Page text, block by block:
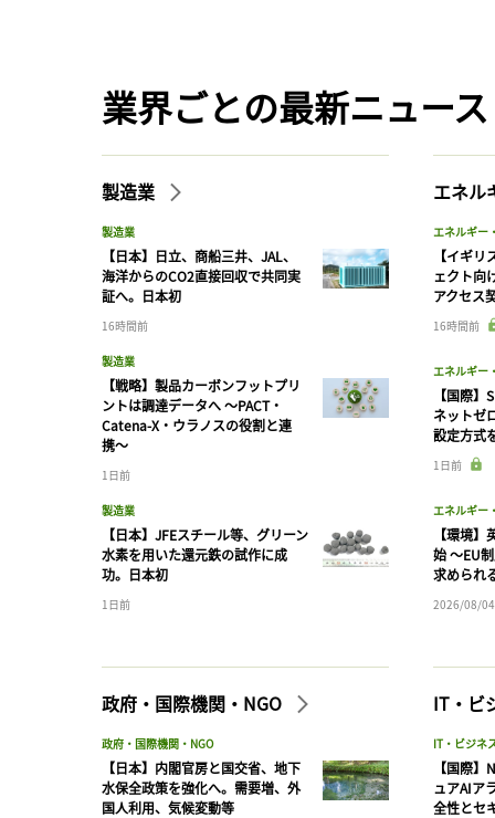
業界ごとの最新ニュース
製造業
製造業
【日本】日立、商船三井、JAL、
海洋からのCO2直接回収で共同実
証へ。日本初
16時間前
製造業
【戦略】製品カーボンフットプリ
ントは調達データへ 〜PACT・
Catena-X・ウラノスの役割と連
携〜
1日前
製造業
【日本】JFEスチール等、グリーン
水素を用いた還元鉄の試作に成
功。日本初
1日前
エネル
エネルギー
【イギ
ェクト向
アクセス
16時間前
エネルギー
【国際
ネットゼ
設定方式
1日前
エネルギー
【環境
始 〜EU
求められ
2026/08/04
政府・国際機関・NGO
政府・国際機関・NGO
【日本】内閣官房と国交省、地下
水保全政策を強化へ。需要増、外
国人利用、気候変動等
IT・ビ
IT・ビジネ
【国際
ュアAIア
全性とセ